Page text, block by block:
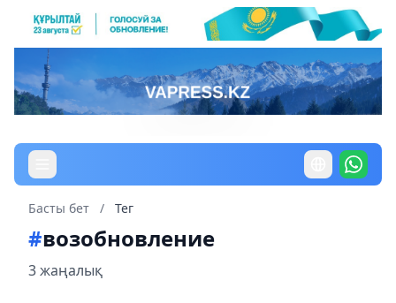
Басты бет / Тег
#возобновление
3 жаңалық